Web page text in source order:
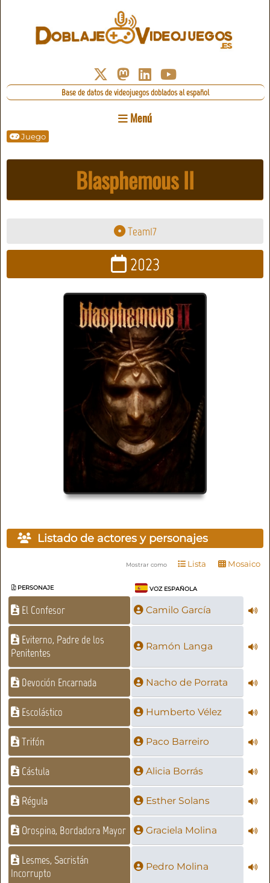
Base de datos de videojuegos doblados al español
Menú
Juego
Blasphemous II
Team17
2023
Listado de actores y personajes
Mostrar como Lista Mosaico
PERSONAJE VOZ ESPAÑOLA
El Confesor Camilo García
Eviterno, Padre de los
Penitentes
Ramón Langa
Devoción Encarnada Nacho de Porrata
Escolástico Humberto Vélez
Trifón Paco Barreiro
Cástula Alicia Borrás
Régula Esther Solans
Orospina, Bordadora Mayor Graciela Molina
Lesmes, Sacristán
Incorrupto
Pedro Molina